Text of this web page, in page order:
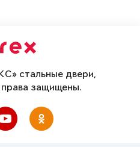
стальные двери,
права защищены.